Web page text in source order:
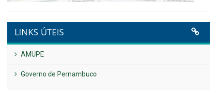
VER TODAS NOTÍCIAS
UTILIDADE PÚBLICA